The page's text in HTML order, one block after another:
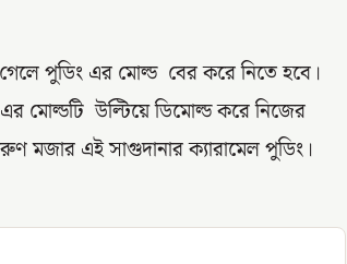
পুডিং এর মোল্ড বের করে নিতে হবে।
মোল্ডটি উল্টিয়ে ডিমোল্ড করে নিজের
মজার এই সাগুদানার ক্যারামেল পুডিং।